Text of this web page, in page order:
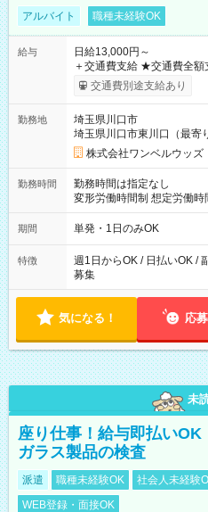
アルバイト 職種未経験OK
給与
日給13,000円～
＋交通費支給 ★交通費全額支給！ ┗案件により規定あり ★日払
いOK！（規定あり） ┗働
ンビニATMから 日払い分を引き落
交通費別途支給あり
勤務地
埼玉県川口市
埼玉県川口市東川口（最寄
株式会社ワンベルウッズ
勤務時間
勤務時間は指定なし
変形労働時間制 想定労働時間160時間/月
～21：00
期間 単発・1日のみOK
特徴
週1日からOK / 日払いOK /
募集
気になる！ 応
未
座り仕事！給与即払いOK
ガラス製品の検査
派遣 職種未経験OK 社会人未経験
WEB登録・面接OK